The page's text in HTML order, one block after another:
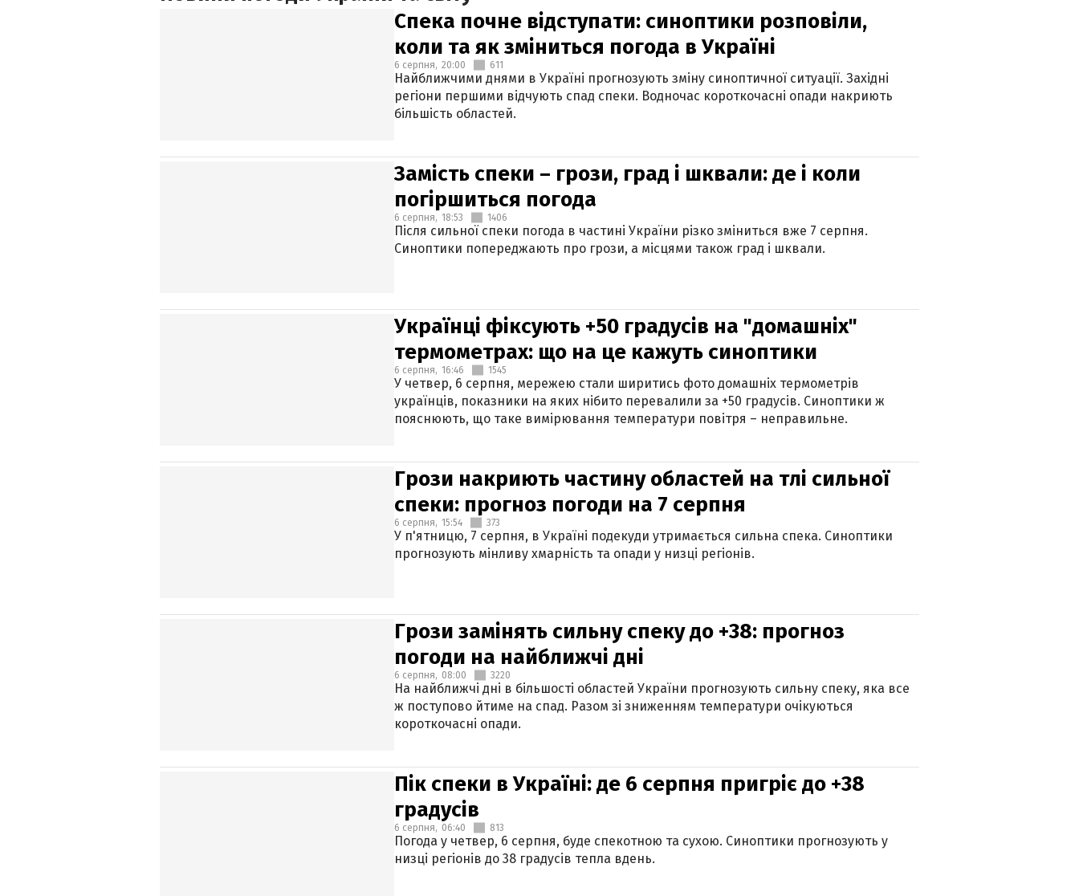
Спека почне відступати: синоптики розповіли,
коли та як зміниться погода в Україні
6 серпня, 20:00 611
Найближчими днями в Україні прогнозують зміну синоптичної ситуації. Західні
регіони першими відчують спад спеки. Водночас короткочасні опади накриють
більшість областей.
Замість спеки – грози, град і шквали: де і коли
погіршиться погода
6 серпня, 18:53 1406
Після сильної спеки погода в частині України різко зміниться вже 7 серпня.
Синоптики попереджають про грози, а місцями також град і шквали.
Українці фіксують +50 градусів на "домашніх"
термометрах: що на це кажуть синоптики
6 серпня, 16:46 1545
У четвер, 6 серпня, мережею стали ширитись фото домашніх термометрів
українців, показники на яких нібито перевалили за +50 градусів. Синоптики ж
пояснюють, що таке вимірювання температури повітря – неправильне.
Грози накриють частину областей на тлі сильної
спеки: прогноз погоди на 7 серпня
6 серпня, 15:54 373
У п'ятницю, 7 серпня, в Україні подекуди утримається сильна спека. Синоптики
прогнозують мінливу хмарність та опади у низці регіонів.
Грози замінять сильну спеку до +38: прогноз
погоди на найближчі дні
6 серпня, 08:00 3220
На найближчі дні в більшості областей України прогнозують сильну спеку, яка все
ж поступово йтиме на спад. Разом зі зниженням температури очікуються
короткочасні опади.
Пік спеки в Україні: де 6 серпня пригріє до +38
градусів
6 серпня, 06:40 813
Погода у четвер, 6 серпня, буде спекотною та сухою. Синоптики прогнозують у
низці регіонів до 38 градусів тепла вдень.